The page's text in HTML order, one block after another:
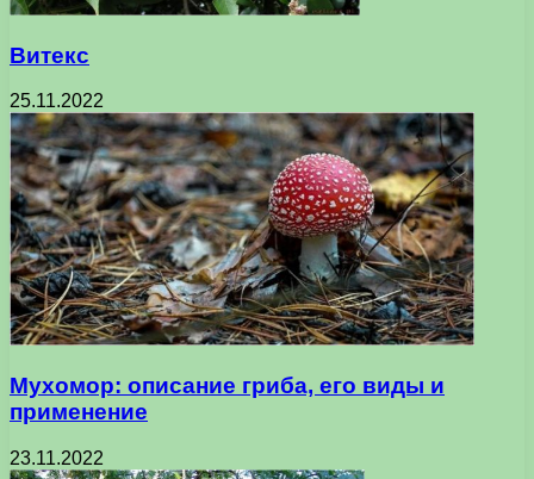
Витекс
25.11.2022
Мухомор: описание гриба, его виды и
применение
23.11.2022